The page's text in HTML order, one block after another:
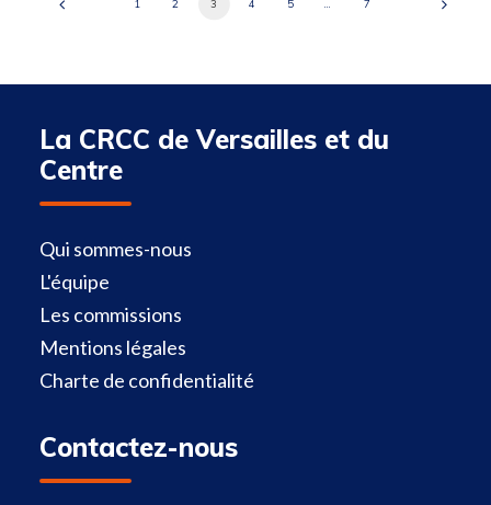
1 2 3 4 5 7
La CRCC de Versailles et du
Centre
Qui sommes-nous
L'équipe
Les commissions
Mentions légales
Charte de confidentialité
Contactez-nous